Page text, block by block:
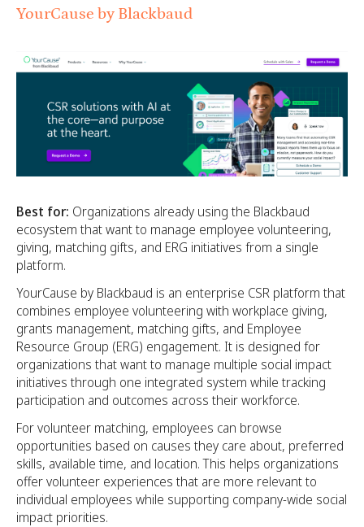
YourCause by Blackbaud
Best for: Organizations already using the Blackbaud
ecosystem that want to manage employee volunteering,
giving, matching gifts, and ERG initiatives from a single
platform.
YourCause by Blackbaud is an enterprise CSR platform that
combines employee volunteering with workplace giving,
grants management, matching gifts, and Employee
Resource Group (ERG) engagement. It is designed for
organizations that want to manage multiple social impact
initiatives through one integrated system while tracking
participation and outcomes across their workforce.
For volunteer matching, employees can browse
opportunities based on causes they care about, preferred
skills, available time, and location. This helps organizations
offer volunteer experiences that are more relevant to
individual employees while supporting company-wide social
impact priorities.